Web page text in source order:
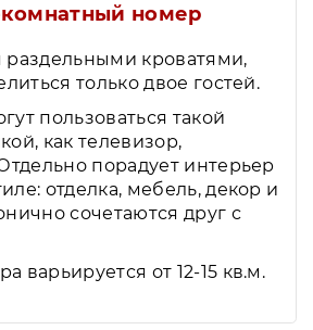
номер
кроватями,
только двое гостей.
пользоваться такой
как телевизор,
порадует интерьер
отделка, мебель, декор и
сочетаются друг с
варьируется от 12-15 кв.м.